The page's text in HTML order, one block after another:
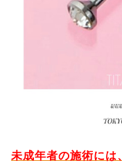
未成年者の施術には